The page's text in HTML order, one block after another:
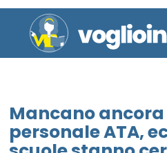
Mancano
personale ATA,